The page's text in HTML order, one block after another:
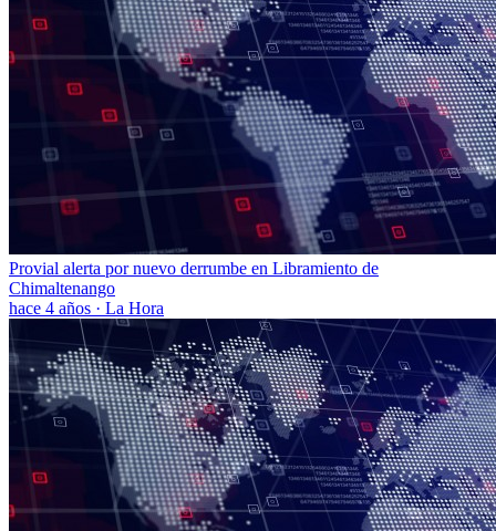
Provial alerta por nuevo derrumbe en Libramiento de
Chimaltenango
hace 4 años · La Hora